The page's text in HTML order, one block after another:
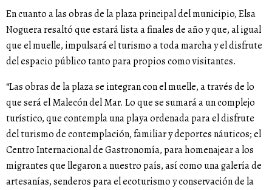
En cuanto a las obras de la plaza principal del municipio, Elsa
Noguera resaltó que estará lista a finales de año y que, al igual
que el muelle, impulsará el turismo a toda marcha y el disfrute
del espacio público tanto para propios como visitantes.
“Las obras de la plaza se integran con el muelle, a través de lo
que será el Malecón del Mar. Lo que se sumará a un complejo
turístico, que contempla una playa ordenada para el disfrute
del turismo de contemplación, familiar y deportes náuticos; el
Centro Internacional de Gastronomía, para homenajear a los
migrantes que llegaron a nuestro país, así como una galería de
artesanías, senderos para el ecoturismo y conservación de la